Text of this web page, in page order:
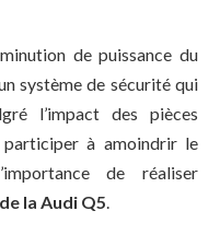
de puissance du
système de sécurité qui
l’impact des pièces
à amoindrir le
de réaliser
la Audi Q5.